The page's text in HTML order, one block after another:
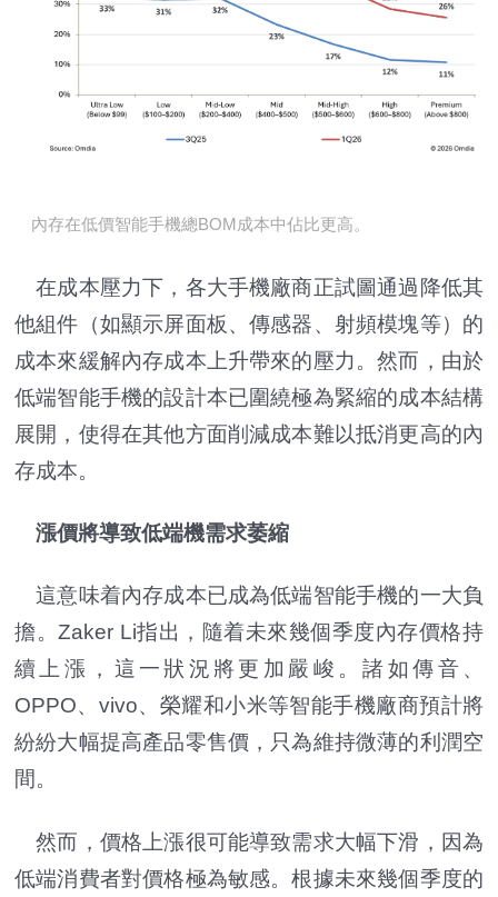
內存在低價智能手機總BOM成本中佔比更高。
在成本壓力下，各大手機廠商正試圖通過降低其
他組件（如顯示屏面板、傳感器、射頻模塊等）的
成本來緩解內存成本上升帶來的壓力。然而，由於
低端智能手機的設計本已圍繞極為緊縮的成本結構
展開，使得在其他方面削減成本難以抵消更高的內
存成本。
漲價將導致低端機需求萎縮
這意味着內存成本已成為低端智能手機的一大負
擔。Zaker Li指出，隨着未來幾個季度內存價格持
續上漲，這一狀況將更加嚴峻。諸如傳音、
OPPO、vivo、榮耀和小米等智能手機廠商預計將
紛紛大幅提高產品零售價，只為維持微薄的利潤空
間。
然而，價格上漲很可能導致需求大幅下滑，因為
低端消費者對價格極為敏感。根據未來幾個季度的